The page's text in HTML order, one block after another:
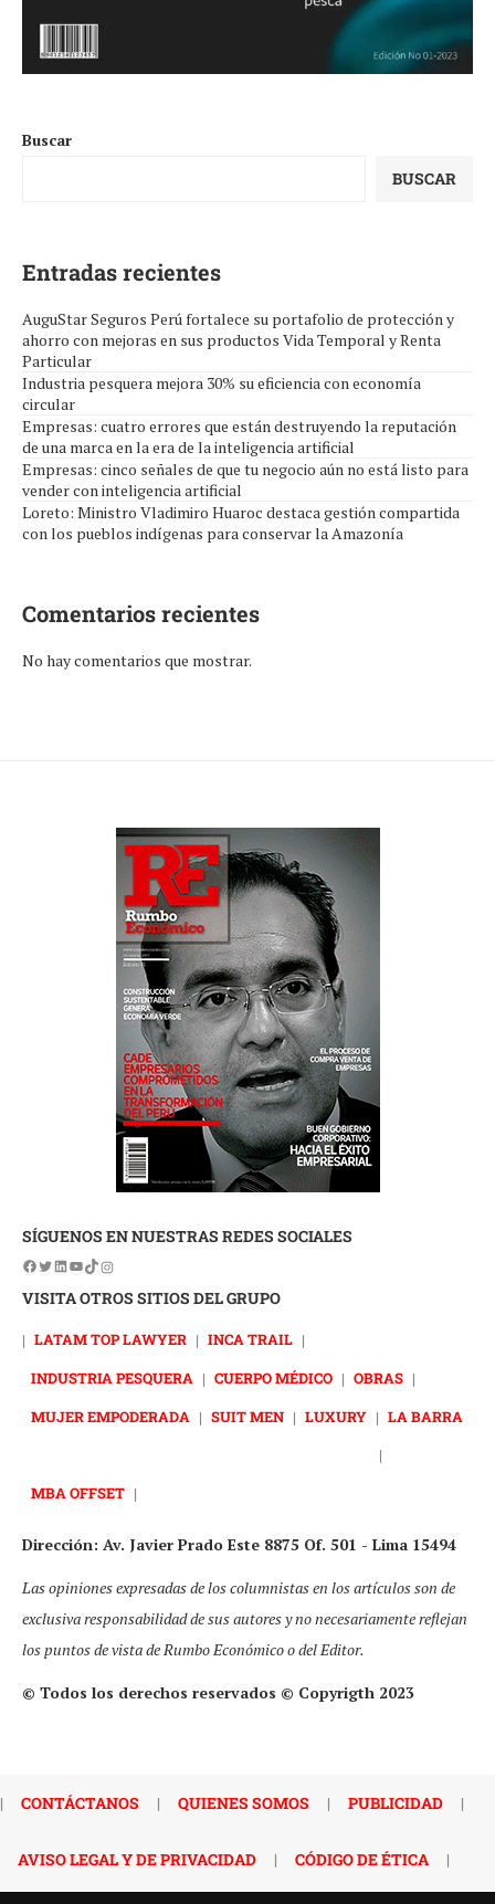
Buscar
BUSCAR
Entradas recientes
AuguStar Seguros Perú fortalece su portafolio de protección y
ahorro con mejoras en sus productos Vida Temporal y Renta
Particular
Industria pesquera mejora 30% su eficiencia con economía
circular
Empresas: cuatro errores que están destruyendo la reputación
de una marca en la era de la inteligencia artificial
Empresas: cinco señales de que tu negocio aún no está listo para
vender con inteligencia artificial
Loreto: Ministro Vladimiro Huaroc destaca gestión compartida
con los pueblos indígenas para conservar la Amazonía
Comentarios recientes
No hay comentarios que mostrar.
SÍGUENOS EN NUESTRAS REDES SOCIALES
VISITA OTROS SITIOS DEL GRUPO
| LATAM TOP LAWYER | INCA TRAIL |
INDUSTRIA PESQUERA | CUERPO MÉDICO | OBRAS |
MUJER EMPODERADA | SUIT MEN | LUXURY | LA BARRA
|
MBA OFFSET |
Dirección: Av. Javier Prado Este 8875 Of. 501 - Lima 15494
Las opiniones expresadas de los columnistas en los artículos son de
exclusiva responsabilidad de sus autores y no necesariamente reflejan
los puntos de vista de Rumbo Económico o del Editor.
© Todos los derechos reservados © Copyrigth 2023
| CONTÁCTANOS | QUIENES SOMOS | PUBLICIDAD |
AVISO LEGAL Y DE PRIVACIDAD | CÓDIGO DE ÉTICA |